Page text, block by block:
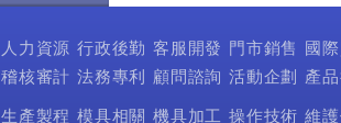
人力資源 行政後勤 客服開發 門市銷售 國
稽核審計 法務專利 顧問諮詢 活動企劃 產
生產製程 模具相關 機具加工 操作技術 維